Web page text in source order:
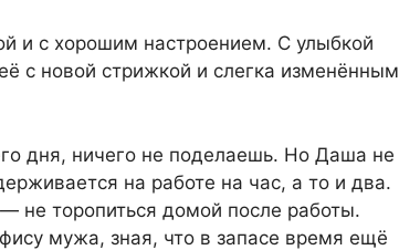
и с хорошим настроением. С улыбкой
с новой стрижкой и слегка изменённым
дня, ничего не поделаешь. Но Даша не
на работе на час, а то и два.
не торопиться домой после работы.
мужа, зная, что в запасе время ещё